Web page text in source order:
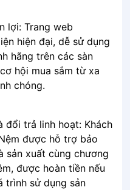
lợi: Trang web
hiện đại, dễ sử dụng
hãng trên các sàn
hội mua sắm từ xa
chóng.
đổi trả linh hoạt: Khách
được hỗ trợ bảo
sản xuất cùng chương
được hoàn tiền nếu
trình sử dụng sản